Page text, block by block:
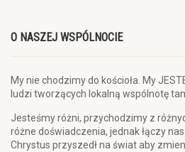
O NASZEJ WSPÓLNOCIE
My nie chodzimy do kościoła. My
ludzi tworzących lokalną wspólnotę
Jesteśmy różni, przychodzimy z
różne doświadczenia, jednak łączy
Chrystus przyszedł na świat aby